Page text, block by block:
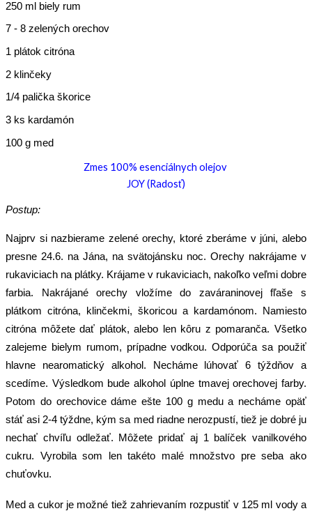
250 ml biely rum
7 - 8 zelených orechov
1 plátok citróna
2 klinčeky
1/4 palička škorice
3 ks kardamón
100 g med
Zmes 100% esenciálnych olejov
JOY (Radosť)
Postup:
Najprv si nazbierame zelené orechy, ktoré zberáme v júni, alebo
presne 24.6. na Jána, na svätojánsku noc. Orechy nakrájame v
rukaviciach na plátky. Krájame v rukaviciach, nakoľko veľmi dobre
farbia. Nakrájané orechy vložíme do zaváraninovej fľaše s
plátkom citróna, klinčekmi, škoricou a kardamónom. Namiesto
citróna môžete dať plátok, alebo len kôru z pomaranča. Všetko
zalejeme bielym rumom, prípadne vodkou. Odporúča sa použiť
hlavne nearomatický alkohol. Necháme lúhovať 6 týždňov a
scedíme. Výsledkom bude alkohol úplne tmavej orechovej farby.
Potom do orechovice dáme ešte 100 g medu a necháme opäť
stáť asi 2-4 týždne, kým sa med riadne nerozpustí, tiež je dobré ju
nechať chvíľu odležať. Môžete pridať aj 1 balíček vanilkového
cukru. Vyrobila som len takéto malé množstvo pre seba ako
chuťovku.
Med a cukor je možné tiež zahrievaním rozpustiť v 125 ml vody a